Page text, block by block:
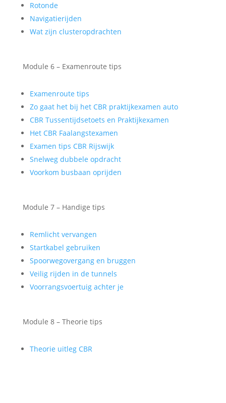
Rotonde
Navigatierijden
Wat zijn clusteropdrachten
Module 6 – Examenroute tips
Examenroute tips
Zo gaat het bij het CBR praktijkexamen auto
CBR Tussentijdsetoets en Praktijkexamen
Het CBR Faalangstexamen
Examen tips CBR Rijswijk
Snelweg dubbele opdracht
Voorkom busbaan oprijden
Module 7 – Handige tips
Remlicht vervangen
Startkabel gebruiken
Spoorwegovergang en bruggen
Veilig rijden in de tunnels
Voorrangsvoertuig achter je
Module 8 – Theorie tips
Theorie uitleg CBR